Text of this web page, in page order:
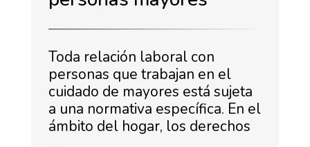
Toda relación laboral con
personas que trabajan en el
cuidado de mayores está sujeta
a una normativa específica. En el
ámbito del hogar, los derechos